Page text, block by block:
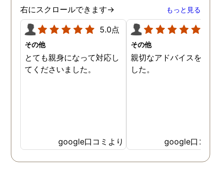
右にスクロールできます→ もっと見る
5.0点
その他
とても親身になって対応し
てくださいました。
google口コミより
その他
親切なアドバイスを頂き
した。
google口コミ